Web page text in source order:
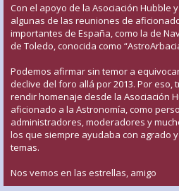
Con el apoyo de la Asociación Hubble
algunas de las reuniones de
importantes de España, como la de
de Toledo, conocida como
Podemos afirmar sin temor a
declive del foro allá por 2013. Por
rendir homenaje desde la Asociación
aficionado a la Astronomía, como
administradores, moderadores y
los que siempre ayudaba con agrado
temas.
Nos vemos en las estrellas, amigo